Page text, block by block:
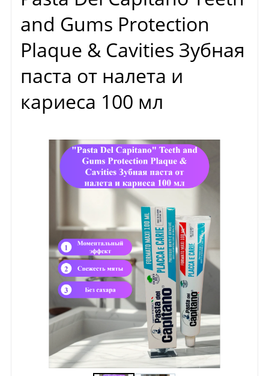
and Gums Protection
Plaque & Cavities Зубная
паста от налета и
кариеса 100 мл